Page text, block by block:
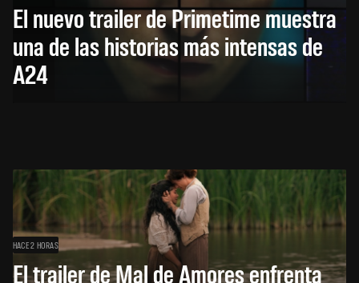
El nuevo trailer de Primetime muestra
una de las historias más intensas de
A24
HACE 2 HORAS
El trailer de Mal de Amores enfrenta